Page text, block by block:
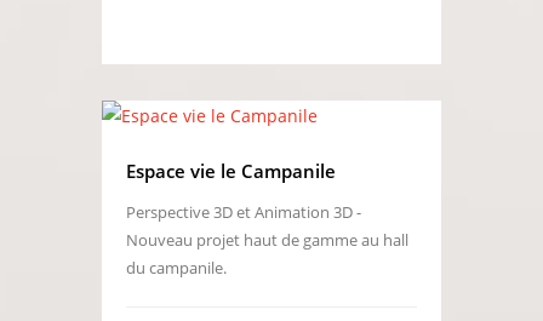
Espace vie le Campanile
Perspective 3D et Animation 3D -
Nouveau projet haut de gamme au hall
du campanile.